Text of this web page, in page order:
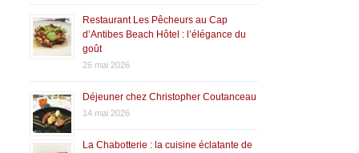
Restaurant Les Pêcheurs au Cap
d’Antibes Beach Hôtel : l’élégance du
goût
26 mai 2026
Déjeuner chez Christopher Coutanceau
14 mai 2026
La Chabotterie : la cuisine éclatante de